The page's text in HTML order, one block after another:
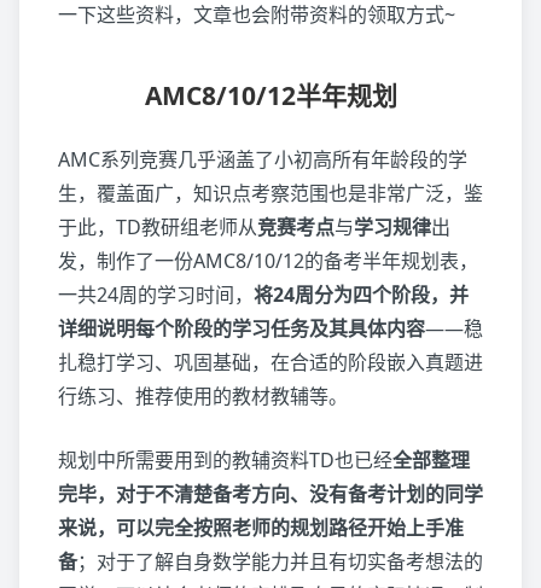
一下这些资料，文章也会附带资料的领取方式~
AMC8/10/12半年规划
AMC系列竞赛几乎涵盖了小初高所有年龄段的学
生，覆盖面广，知识点考察范围也是非常广泛，鉴
于此，TD教研组老师从竞赛考点与学习规律出
发，制作了一份AMC8/10/12的备考半年规划表，
一共24周的学习时间， 将24周分为四个阶段，并
详细说明每个阶段的学习任务及其具体内容——稳
扎稳打学习、巩固基础，在合适的阶段嵌入真题进
行练习、推荐使用的教材教辅等。
规划中所需要用到的教辅资料TD也已经全部整理
完毕，对于不清楚备考方向、没有备考计划的同学
来说，可以完全按照老师的规划路径开始上手准
备；对于了解自身数学能力并且有切实备考想法的